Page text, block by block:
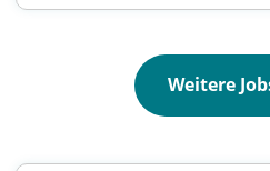
Weitere